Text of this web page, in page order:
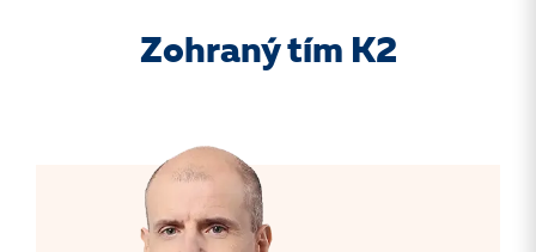
Zohraný tím K2